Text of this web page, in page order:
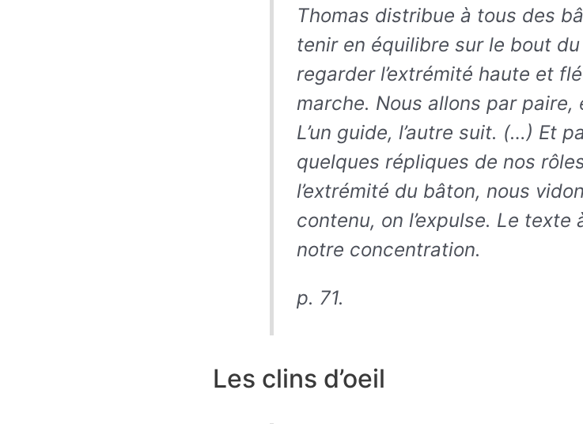
Thomas distribue à tous des
tenir en équilibre sur le bout
regarder l’extrémité haute et
marche. Nous allons par paire,
L’un guide, l’autre suit. (…) Et
quelques répliques de nos
l’extrémité du bâton, nous
contenu, on l’expulse. Le texte
notre concentration.
p. 71.
Les clins d’oeil